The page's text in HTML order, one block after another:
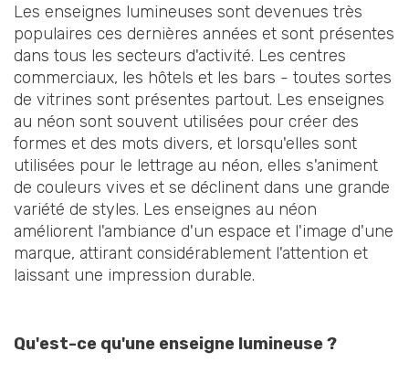
Les enseignes lumineuses sont devenues très
populaires ces dernières années et sont présentes
dans tous les secteurs d'activité. Les centres
commerciaux, les hôtels et les bars - toutes sortes
de vitrines sont présentes partout. Les enseignes
au néon sont souvent utilisées pour créer des
formes et des mots divers, et lorsqu'elles sont
utilisées pour le lettrage au néon, elles s'animent
de couleurs vives et se déclinent dans une grande
variété de styles. Les enseignes au néon
améliorent l'ambiance d'un espace et l'image d'une
marque, attirant considérablement l'attention et
laissant une impression durable.
Qu'est-ce qu'une enseigne lumineuse ?